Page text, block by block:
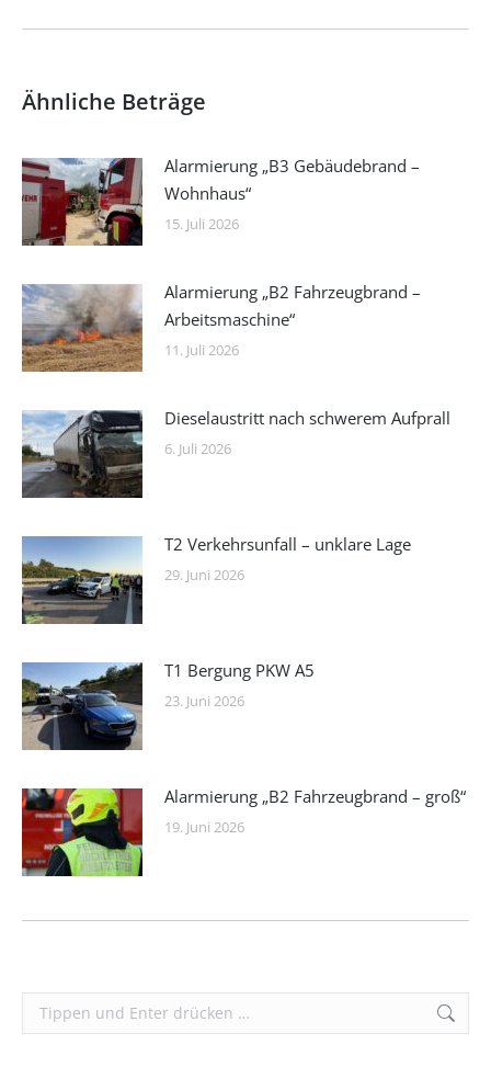
Ähnliche Beträge
Alarmierung „B3 Gebäudebrand –
Wohnhaus“
15. Juli 2026
Alarmierung „B2 Fahrzeugbrand –
Arbeitsmaschine“
11. Juli 2026
Dieselaustritt nach schwerem Aufprall
6. Juli 2026
T2 Verkehrsunfall – unklare Lage
29. Juni 2026
T1 Bergung PKW A5
23. Juni 2026
Alarmierung „B2 Fahrzeugbrand – groß“
19. Juni 2026
Search: